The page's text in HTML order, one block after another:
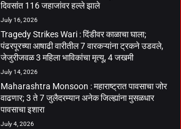
दिवसांत 116 जहाजांवर हल्ले झाले
July 16, 2026
Tragedy Strikes Wari : दिंडीवर काळाचा घाला;
पंढरपूरच्या आषाढी वारीतील 7 वारकऱ्यांना ट्रकने उडवले,
जेजुरीजवळ 3 महिला भाविकांचा मृत्यू, 4 जखमी
July 14, 2026
Maharashtra Monsoon : महाराष्ट्रात पावसाचा जोर
वाढणार; 3 ते 7 जुलैदरम्यान अनेक जिल्ह्यांना मुसळधार
पावसाचा इशारा
July 4, 2026